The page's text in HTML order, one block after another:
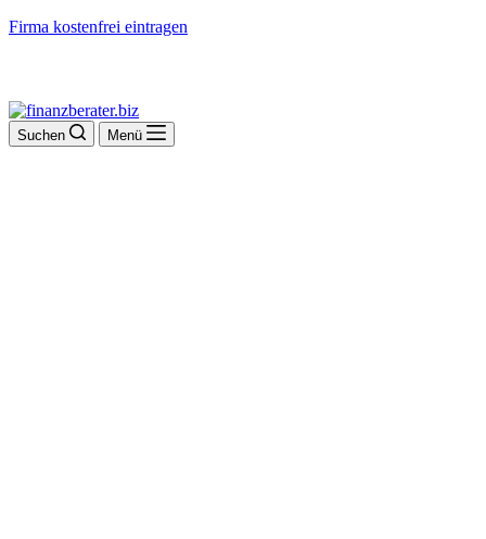
Firma kostenfrei eintragen
Suchen Menü